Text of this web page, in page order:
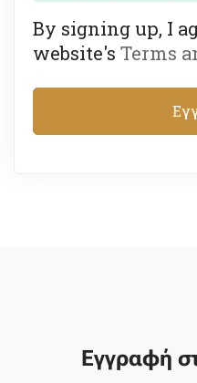
By signing up, I
website's Terms
Εγγραφή